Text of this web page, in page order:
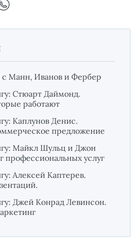
с Манн, Иванов и Фербер
Стюарт Даймонд.
работают
Каплунов Денис.
предложение
Майкл Шульц и Джон
профессиональных услуг
Алексей Каптерев.
Джей Конрад Левинсон.